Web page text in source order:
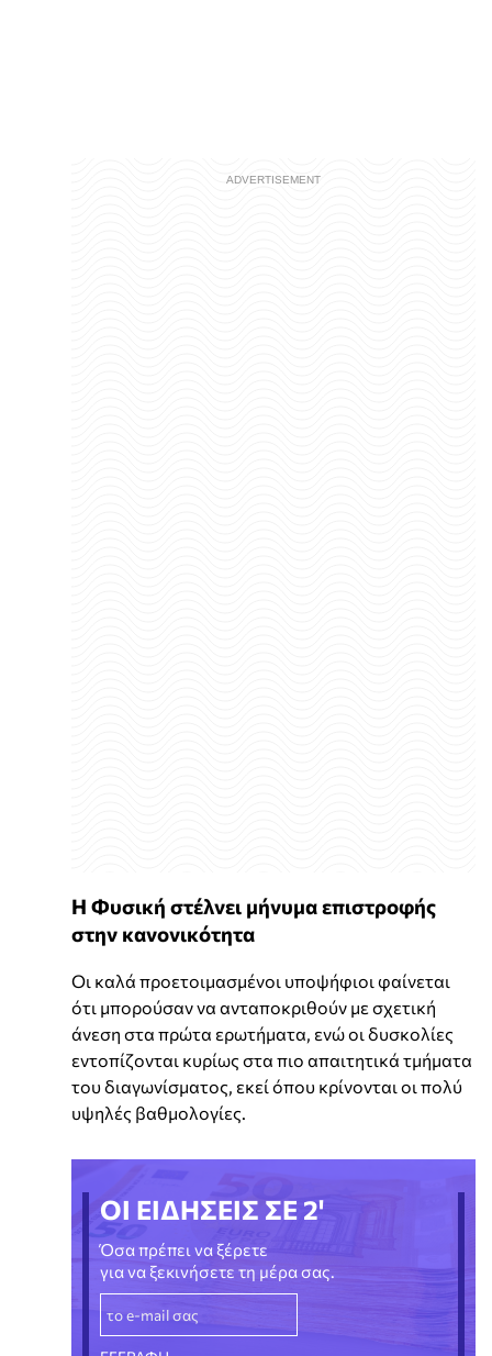
Η Φυσική στέλνει μήνυμα επιστροφής
στην κανονικότητα
Οι καλά προετοιμασμένοι υποψήφιοι φαίνεται
ότι μπορούσαν να ανταποκριθούν με σχετική
άνεση στα πρώτα ερωτήματα, ενώ οι δυσκολίες
εντοπίζονται κυρίως στα πιο απαιτητικά τμήματα
του διαγωνίσματος, εκεί όπου κρίνονται οι πολύ
υψηλές βαθμολογίες.
ΟΙ ΕΙΔΗΣΕΙΣ ΣΕ 2'
Όσα πρέπει να ξέρετε
για να ξεκινήσετε τη μέρα σας.